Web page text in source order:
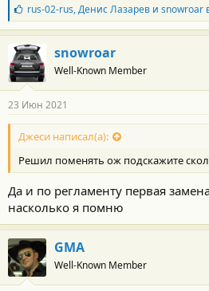
Б
л
а
г
о
д
а
н
о
с
и
:
rus-02-rus,Денис Лазареви snowroar
snowroar
Well-Known Member
23 Июн 2021
Джеси написал(а):
Решил поменять ож подскажите
Да и по регламенту первая
насколько я помню
GMA
Well-Known Member